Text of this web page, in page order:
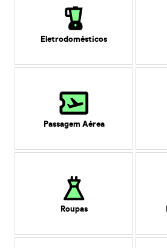
Eletrodomésticos
Passagem Aérea
Roupas